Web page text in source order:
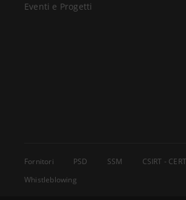
Eventi e Progetti
Fornitori PSD SSM CSIRT - CERT
Whistleblowing